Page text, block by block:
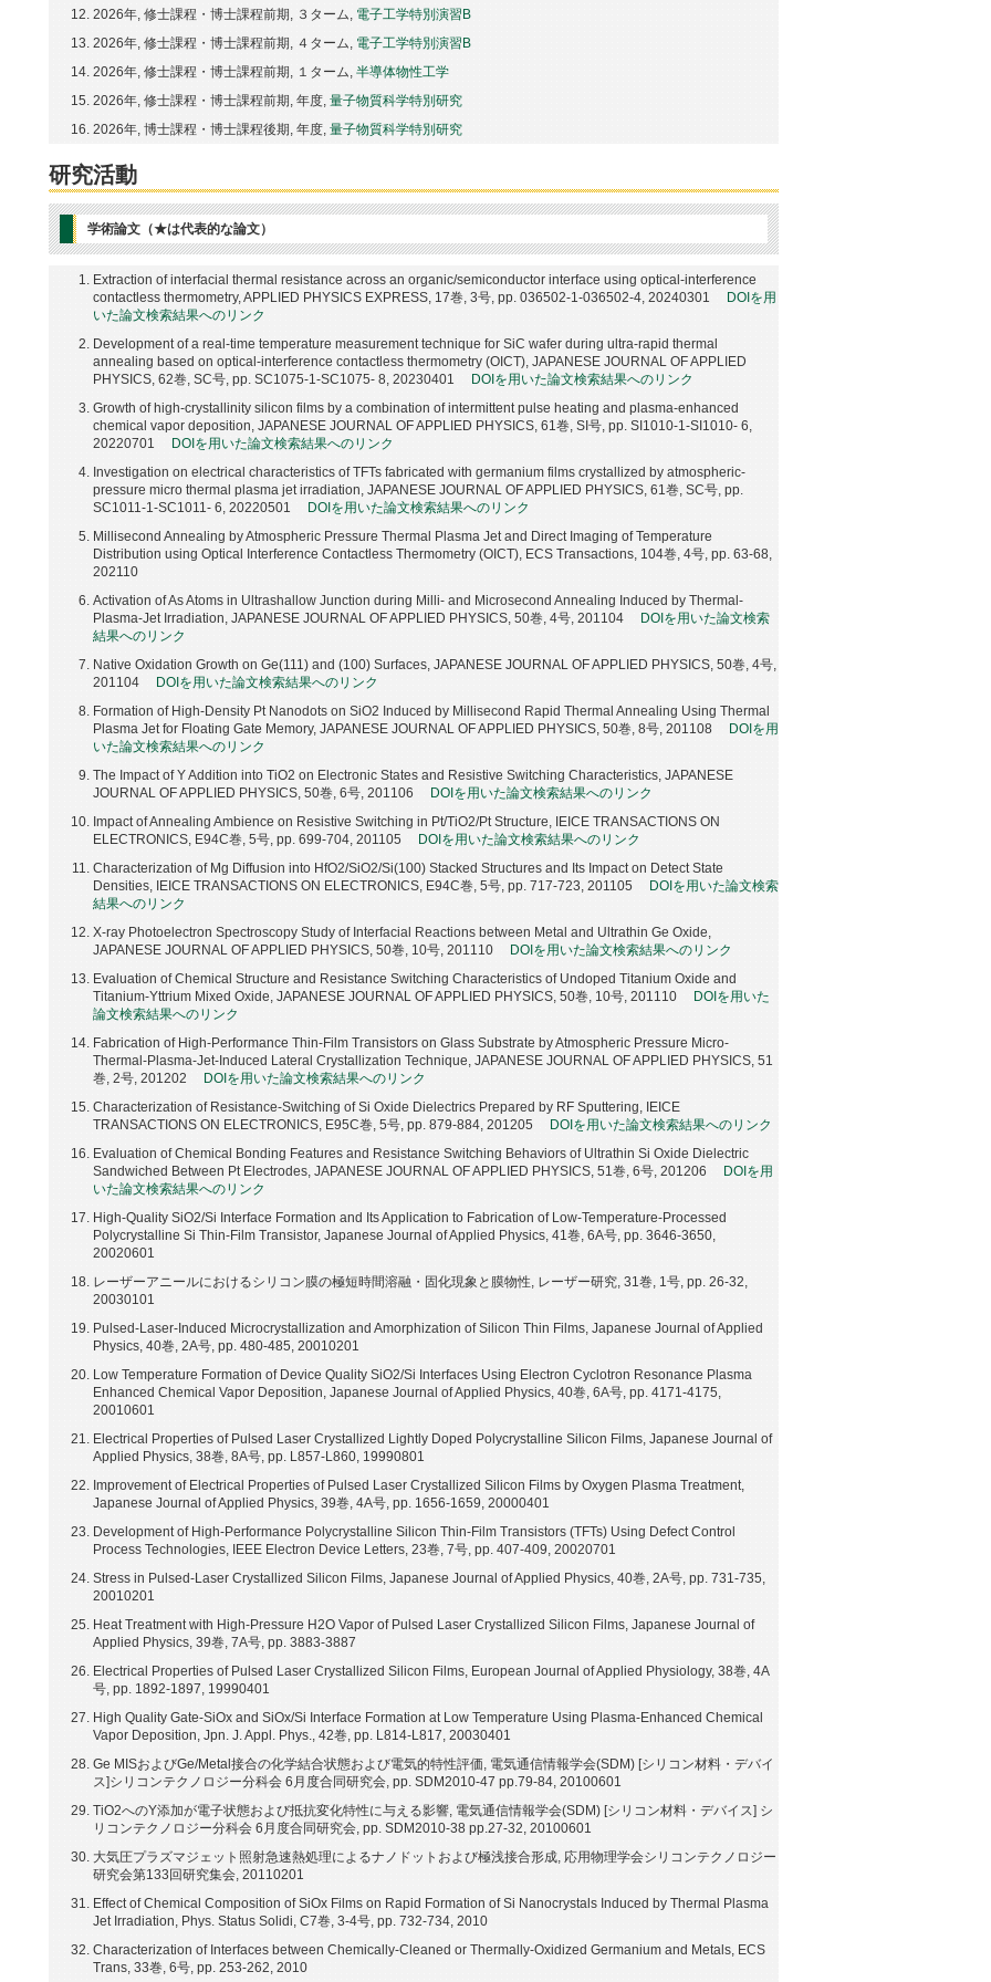
2026年, 修士課程・博士課程前期, ３ターム, 電子工学特別演習B
2026年, 修士課程・博士課程前期, ４ターム, 電子工学特別演習B
2026年, 修士課程・博士課程前期, １ターム, 半導体物性工学
2026年, 修士課程・博士課程前期, 年度, 量子物質科学特別研究
2026年, 博士課程・博士課程後期, 年度, 量子物質科学特別研究
研究活動
学術論文（★は代表的な論文）
Extraction of interfacial thermal resistance across an organic/semiconductor interface using optical-interference
contactless thermometry, APPLIED PHYSICS EXPRESS, 17巻, 3号, pp. 036502-1-036502-4, 20240301
DOIを用
いた論文検索結果へのリンク
Development of a real-time temperature measurement technique for SiC wafer during ultra-rapid thermal
annealing based on optical-interference contactless thermometry (OICT), JAPANESE JOURNAL OF APPLIED
PHYSICS, 62巻, SC号, pp. SC1075-1-SC1075- 8, 20230401
DOIを用いた論文検索結果へのリンク
Growth of high-crystallinity silicon films by a combination of intermittent pulse heating and plasma-enhanced
chemical vapor deposition, JAPANESE JOURNAL OF APPLIED PHYSICS, 61巻, SI号, pp. SI1010-1-SI1010- 6,
20220701
DOIを用いた論文検索結果へのリンク
Investigation on electrical characteristics of TFTs fabricated with germanium films crystallized by atmospheric-
pressure micro thermal plasma jet irradiation, JAPANESE JOURNAL OF APPLIED PHYSICS, 61巻, SC号, pp.
SC1011-1-SC1011- 6, 20220501
DOIを用いた論文検索結果へのリンク
Millisecond Annealing by Atmospheric Pressure Thermal Plasma Jet and Direct Imaging of Temperature
Distribution using Optical Interference Contactless Thermometry (OICT), ECS Transactions, 104巻, 4号, pp. 63-68,
202110
Activation of As Atoms in Ultrashallow Junction during Milli- and Microsecond Annealing Induced by Thermal-
Plasma-Jet Irradiation, JAPANESE JOURNAL OF APPLIED PHYSICS, 50巻, 4号, 201104
DOIを用いた論文検索
結果へのリンク
Native Oxidation Growth on Ge(111) and (100) Surfaces, JAPANESE JOURNAL OF APPLIED PHYSICS, 50巻, 4号,
201104
DOIを用いた論文検索結果へのリンク
Formation of High-Density Pt Nanodots on SiO2 Induced by Millisecond Rapid Thermal Annealing Using Thermal
Plasma Jet for Floating Gate Memory, JAPANESE JOURNAL OF APPLIED PHYSICS, 50巻, 8号, 201108
DOIを用
いた論文検索結果へのリンク
The Impact of Y Addition into TiO2 on Electronic States and Resistive Switching Characteristics, JAPANESE
JOURNAL OF APPLIED PHYSICS, 50巻, 6号, 201106
DOIを用いた論文検索結果へのリンク
Impact of Annealing Ambience on Resistive Switching in Pt/TiO2/Pt Structure, IEICE TRANSACTIONS ON
ELECTRONICS, E94C巻, 5号, pp. 699-704, 201105
DOIを用いた論文検索結果へのリンク
Characterization of Mg Diffusion into HfO2/SiO2/Si(100) Stacked Structures and Its Impact on Detect State
Densities, IEICE TRANSACTIONS ON ELECTRONICS, E94C巻, 5号, pp. 717-723, 201105
DOIを用いた論文検索
結果へのリンク
X-ray Photoelectron Spectroscopy Study of Interfacial Reactions between Metal and Ultrathin Ge Oxide,
JAPANESE JOURNAL OF APPLIED PHYSICS, 50巻, 10号, 201110
DOIを用いた論文検索結果へのリンク
Evaluation of Chemical Structure and Resistance Switching Characteristics of Undoped Titanium Oxide and
Titanium-Yttrium Mixed Oxide, JAPANESE JOURNAL OF APPLIED PHYSICS, 50巻, 10号, 201110
DOIを用いた
論文検索結果へのリンク
Fabrication of High-Performance Thin-Film Transistors on Glass Substrate by Atmospheric Pressure Micro-
Thermal-Plasma-Jet-Induced Lateral Crystallization Technique, JAPANESE JOURNAL OF APPLIED PHYSICS, 51
巻, 2号, 201202
DOIを用いた論文検索結果へのリンク
Characterization of Resistance-Switching of Si Oxide Dielectrics Prepared by RF Sputtering, IEICE
TRANSACTIONS ON ELECTRONICS, E95C巻, 5号, pp. 879-884, 201205
DOIを用いた論文検索結果へのリンク
Evaluation of Chemical Bonding Features and Resistance Switching Behaviors of Ultrathin Si Oxide Dielectric
Sandwiched Between Pt Electrodes, JAPANESE JOURNAL OF APPLIED PHYSICS, 51巻, 6号, 201206
DOIを用
いた論文検索結果へのリンク
High-Quality SiO2/Si Interface Formation and Its Application to Fabrication of Low-Temperature-Processed
Polycrystalline Si Thin-Film Transistor, Japanese Journal of Applied Physics, 41巻, 6A号, pp. 3646-3650,
20020601
レーザーアニールにおけるシリコン膜の極短時間溶融・固化現象と膜物性, レーザー研究, 31巻, 1号, pp. 26-32,
20030101
Pulsed-Laser-Induced Microcrystallization and Amorphization of Silicon Thin Films, Japanese Journal of Applied
Physics, 40巻, 2A号, pp. 480-485, 20010201
Low Temperature Formation of Device Quality SiO2/Si Interfaces Using Electron Cyclotron Resonance Plasma
Enhanced Chemical Vapor Deposition, Japanese Journal of Applied Physics, 40巻, 6A号, pp. 4171-4175,
20010601
Electrical Properties of Pulsed Laser Crystallized Lightly Doped Polycrystalline Silicon Films, Japanese Journal of
Applied Physics, 38巻, 8A号, pp. L857-L860, 19990801
Improvement of Electrical Properties of Pulsed Laser Crystallized Silicon Films by Oxygen Plasma Treatment,
Japanese Journal of Applied Physics, 39巻, 4A号, pp. 1656-1659, 20000401
Development of High-Performance Polycrystalline Silicon Thin-Film Transistors (TFTs) Using Defect Control
Process Technologies, IEEE Electron Device Letters, 23巻, 7号, pp. 407-409, 20020701
Stress in Pulsed-Laser Crystallized Silicon Films, Japanese Journal of Applied Physics, 40巻, 2A号, pp. 731-735,
20010201
Heat Treatment with High-Pressure H2O Vapor of Pulsed Laser Crystallized Silicon Films, Japanese Journal of
Applied Physics, 39巻, 7A号, pp. 3883-3887
Electrical Properties of Pulsed Laser Crystallized Silicon Films, European Journal of Applied Physiology, 38巻, 4A
号, pp. 1892-1897, 19990401
High Quality Gate-SiOx and SiOx/Si Interface Formation at Low Temperature Using Plasma-Enhanced Chemical
Vapor Deposition, Jpn. J. Appl. Phys., 42巻, pp. L814-L817, 20030401
Ge MISおよびGe/Metal接合の化学結合状態および電気的特性評価, 電気通信情報学会(SDM) [シリコン材料・デバイ
ス]シリコンテクノロジー分科会 6月度合同研究会, pp. SDM2010-47 pp.79-84, 20100601
TiO2へのY添加が電子状態および抵抗変化特性に与える影響, 電気通信情報学会(SDM) [シリコン材料・デバイス] シ
リコンテクノロジー分科会 6月度合同研究会, pp. SDM2010-38 pp.27-32, 20100601
大気圧プラズマジェット照射急速熱処理によるナノドットおよび極浅接合形成, 応用物理学会シリコンテクノロジー
研究会第133回研究集会, 20110201
Effect of Chemical Composition of SiOx Films on Rapid Formation of Si Nanocrystals Induced by Thermal Plasma
Jet Irradiation, Phys. Status Solidi, C7巻, 3-4号, pp. 732-734, 2010
Characterization of Interfaces between Chemically-Cleaned or Thermally-Oxidized Germanium and Metals, ECS
Trans, 33巻, 6号, pp. 253-262, 2010